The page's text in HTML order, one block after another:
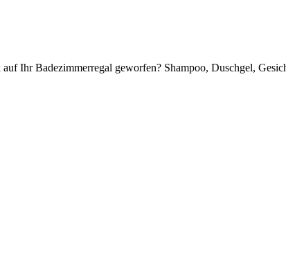
Ihr Badezimmerregal geworfen? Shampoo, Duschgel,